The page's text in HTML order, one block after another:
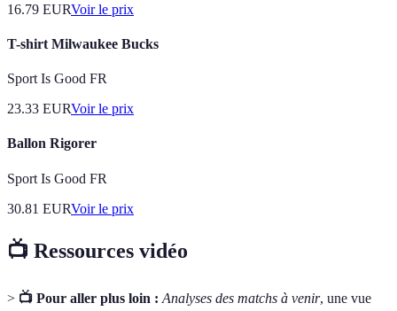
16.79 EURVoir le prix
T-shirt Milwaukee Bucks
Sport Is Good FR
23.33 EURVoir le prix
Ballon Rigorer
Sport Is Good FR
30.81 EURVoir le prix
📺 Ressources vidéo
> 📺 Pour aller plus loin : Analyses des matchs à venir, une vue